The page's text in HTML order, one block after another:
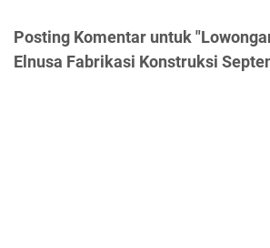
Posting Komentar untuk
Elnusa Fabrikasi Konstruksi